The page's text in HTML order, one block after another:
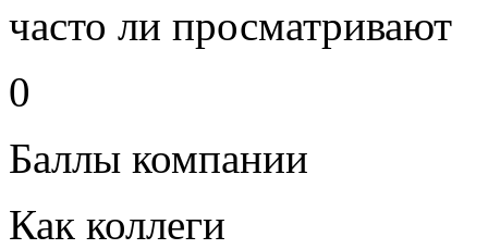
часто ли просматривают
0
Баллы компании
Как коллеги